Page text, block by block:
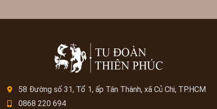
58 Đường số 31, Tổ 1, ấp Tân Thành, xã Củ Chi, TP.HCM
0868 220 694